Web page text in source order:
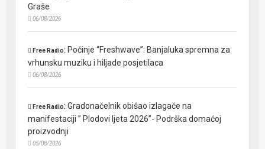
Graše
06/08/2026
Free Radio: Počinje “Freshwave”: Banjaluka spremna za
vrhunsku muziku i hiljade posjetilaca
06/08/2026
Free Radio:Gradonačelnik obišao izlagače na
manifestaciji ” Plodovi ljeta 2026”- Podrška domaćoj
proizvodnji
05/08/2026